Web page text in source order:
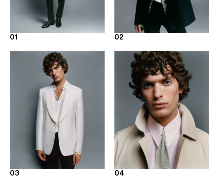
01 02
03 04